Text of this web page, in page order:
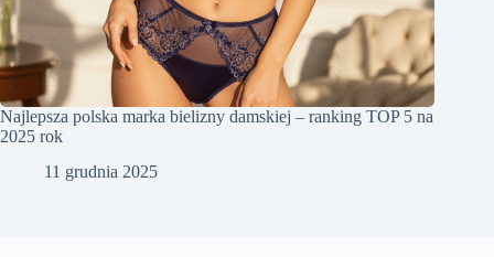
Najlepsza polska marka bielizny damskiej – ranking TOP 5 na
2025 rok
11 grudnia 2025